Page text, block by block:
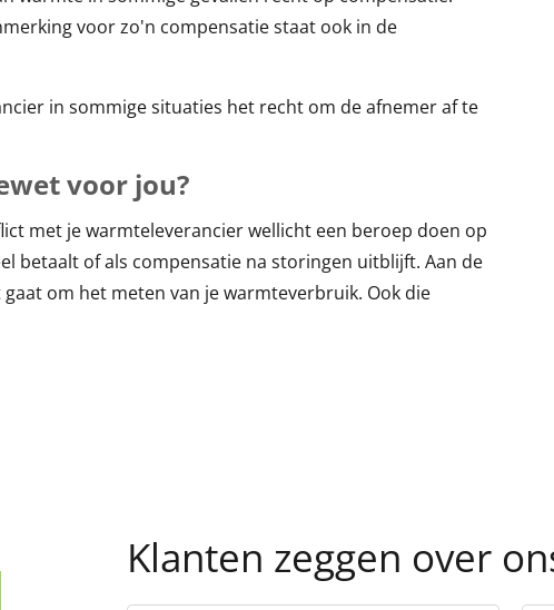
voor zo'n compensatie staat ook in de
in sommige situaties het recht om de afnemer af te
voor jou?
met je warmteleverancier wellicht een beroep doen op
betaalt of als compensatie na storingen uitblijft. Aan de
om het meten van je warmteverbruik. Ook die
Klanten zeggen over